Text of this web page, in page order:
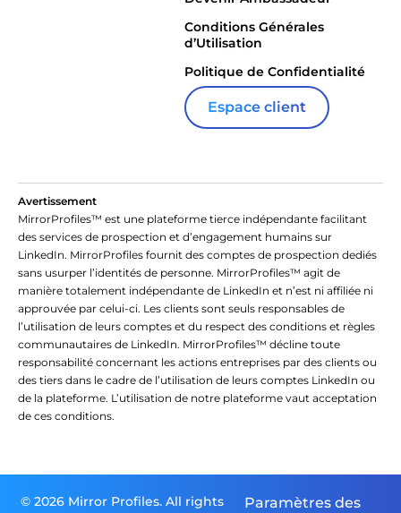
Conditions Générales
d’Utilisation
Politique de Confidentialité
Espace client
Avertissement
MirrorProfiles™ est une plateforme tierce indépendante facilitant
des services de prospection et d’engagement humains sur
LinkedIn. MirrorProfiles fournit des comptes de prospection dediés
sans usurper l’identités de personne. MirrorProfiles™ agit de
manière totalement indépendante de LinkedIn et n’est ni affiliée ni
approuvée par celui-ci. Les clients sont seuls responsables de
l’utilisation de leurs comptes et du respect des conditions et règles
communautaires de LinkedIn. MirrorProfiles™ décline toute
responsabilité concernant les actions entreprises par des clients ou
des tiers dans le cadre de l’utilisation de leurs comptes LinkedIn ou
de la plateforme. L’utilisation de notre plateforme vaut acceptation
de ces conditions.
© 2026 Mirror Profiles. All rights
Paramètres des